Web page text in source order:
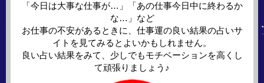
「今日は大事な仕事が…」「あの仕事今日中に終わるか
な…」など
お仕事の不安があるときに、仕事運の良い結果の占いサ
イトを見てみるとよいかもしれません。
良い占い結果をみて、少しでもモチベーションを高くし
て頑張りましょう♪